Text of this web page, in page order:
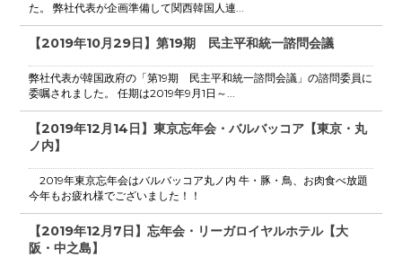
た。 弊社代表が企画準備して関西韓国人連...
【2019年10月29日】第19期 民主平和統一諮問会議
弊社代表が韓国政府の「第19期 民主平和統一諮問会議」の諮問委員に
委嘱されました。 任期は2019年9月1日～...
【2019年12月14日】東京忘年会・バルバッコア【東京・丸
ノ内】
2019年東京忘年会はバルバッコア丸ノ内 牛・豚・鳥、お肉食べ放題
今年もお疲れ様でございました！！
【2019年12月7日】忘年会・リーガロイヤルホテル【大
阪・中之島】